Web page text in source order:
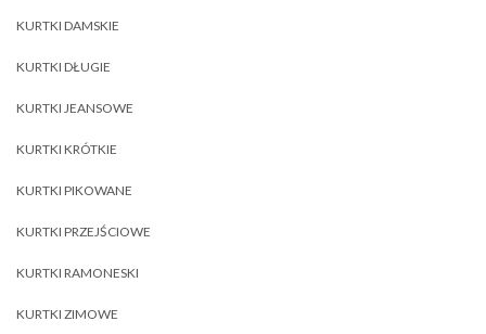
KURTKI DAMSKIE
KURTKI DŁUGIE
KURTKI JEANSOWE
KURTKI KRÓTKIE
KURTKI PIKOWANE
KURTKI PRZEJŚCIOWE
KURTKI RAMONESKI
KURTKI ZIMOWE